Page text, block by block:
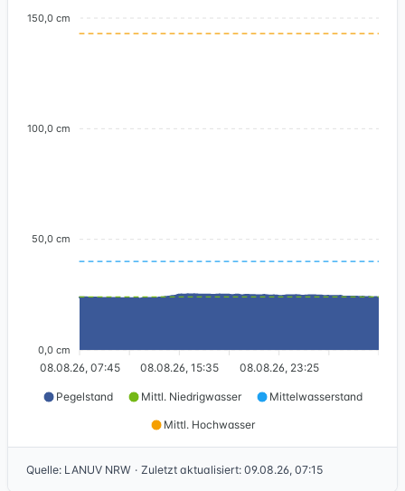
150,0 cm
100,0 cm
50,0 cm
0,0 cm
08.08.26, 07:45 08.08.26, 15:35 08.08.26, 23:25
Pegelstand Mittl. Niedrigwasser Mittelwasserstand
Mittl. Hochwasser
Quelle: LANUV NRW · Zuletzt aktualisiert: 09.08.26, 07:15